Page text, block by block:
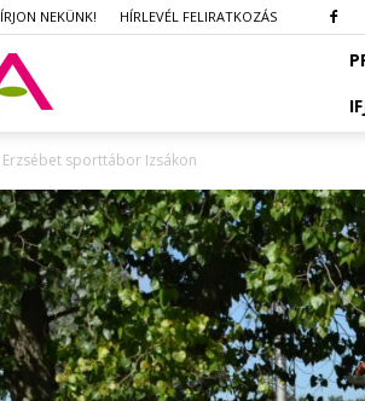
ÍRJON NEKÜNK! HÍRLEVÉL FELIRATKOZÁS
Erzsébet sporttábor Izsákon